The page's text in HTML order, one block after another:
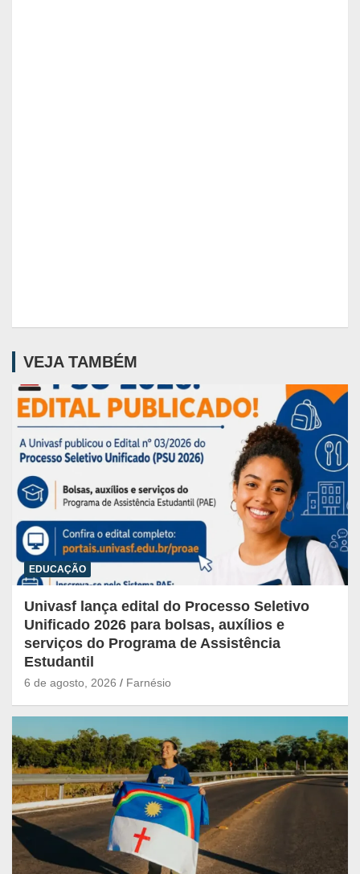
VEJA TAMBÉM
EDUCAÇÃO
Univasf lança edital do Processo Seletivo
Unificado 2026 para bolsas, auxílios e
serviços do Programa de Assistência
Estudantil
6 de agosto, 2026 Farnésio